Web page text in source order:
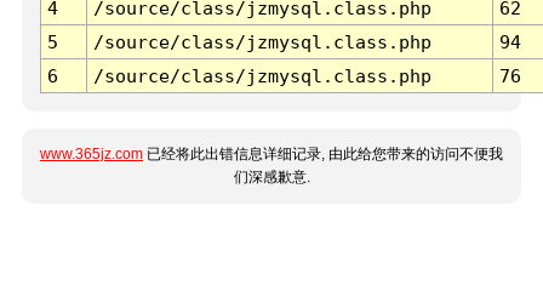
4
/source/class/jzmysql.class.php
62
5
/source/class/jzmysql.class.php
94
6
/source/class/jzmysql.class.php 76
www.365jz.com 已经将此出错信息详细记录, 由此给您带来的访问不便我
们深感歉意.